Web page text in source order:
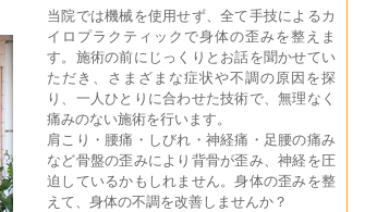
当院では機械を使用せず、全て手技によるカ
イロプラクティックで身体の歪みを整えま
す。施術の前にじっくりとお話を聞かせてい
ただき、さまざまな症状や不調の原因を探
り、一人ひとりに合わせた技術で、無理なく
痛みのない施術を行います。
肩こり・腰痛・しびれ・神経痛・足腰の痛み
など骨盤の歪みにより背骨が歪み、神経を圧
迫しているかもしれません。身体の歪みを整
えて、身体の不調を改善しませんか？